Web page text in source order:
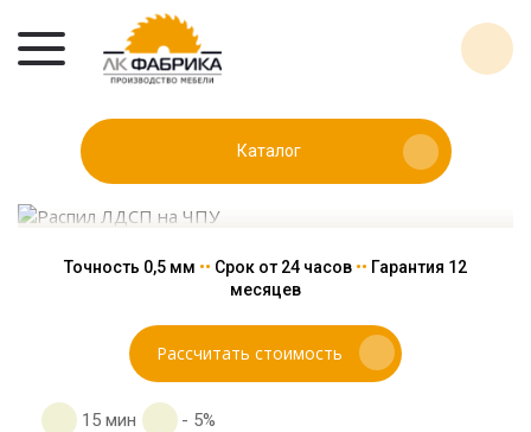
Каталог
РАСПИЛ ЛДСП НА ЧПУ
Точность 0,5 мм •• Срок от 24 часов •• Гарантия 12
месяцев
Рассчитать стоимость
️ 15 мин - 5%